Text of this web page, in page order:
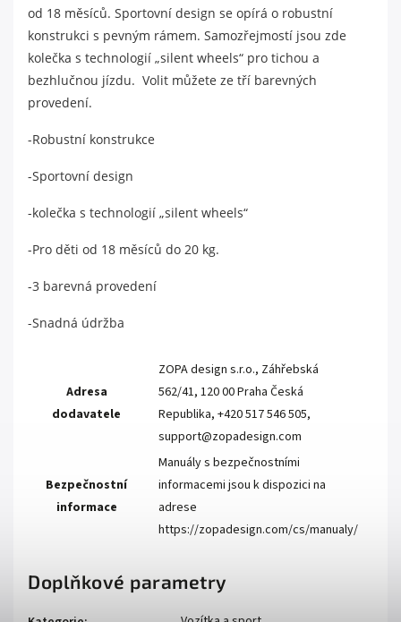
od 18 měsíců. Sportovní design se opírá o robustní
konstrukci s pevným rámem. Samozřejmostí jsou zde
kolečka s technologií „silent wheels“ pro tichou a
bezhlučnou jízdu. Volit můžete ze tří barevných
provedení.
-Robustní konstrukce
-Sportovní design
-kolečka s technologií „silent wheels“
-Pro děti od 18 měsíců do 20 kg.
-3 barevná provedení
-Snadná údržba
Adresa
dodavatele
ZOPA design s.r.o., Záhřebská
562/41, 120 00 Praha Česká
Republika, +420 517 546 505,
support@zopadesign.com
Bezpečnostní
informace
Manuály s bezpečnostními
informacemi jsou k dispozici na
adrese
https://zopadesign.com/cs/manualy/
Doplňkové parametry